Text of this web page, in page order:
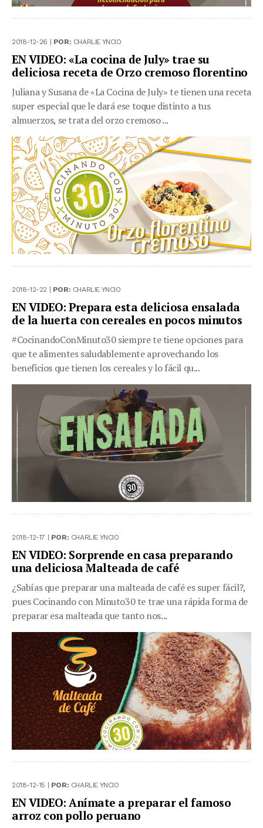
2018-12-26 | POR: CHARLIE YNCIO
EN VIDEO: «La cocina de July» trae su
deliciosa receta de Orzo cremoso florentino
Juliana y Susana de «La Cocina de July» te tienen una receta
super especial que le dará ese toque distinto a tus
almuerzos, se trata del orzo cremoso ...
2018-12-22 | POR: CHARLIE YNCIO
EN VIDEO: Prepara esta deliciosa ensalada
de la huerta con cereales en pocos minutos
#CocinandoConMinuto30 siempre te tiene opciones para
que te alimentes saludablemente aprovechando los
beneficios que tienen los cereales y lo fácil qu...
2018-12-17 | POR: CHARLIE YNCIO
EN VIDEO: Sorprende en casa preparando
una deliciosa Malteada de café
¿Sabías que preparar una malteada de café es super fácil?,
pues Cocinando con Minuto30 te trae una rápida forma de
preparar esa malteada que tanto nos...
2018-12-15 | POR: CHARLIE YNCIO
EN VIDEO: Anímate a preparar el famoso
arroz con pollo peruano